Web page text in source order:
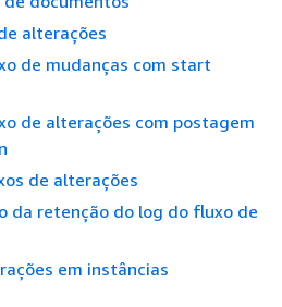
alterações
de mudanças com start
de alterações com postagem
de alterações
da retenção do log do fluxo de
em instâncias